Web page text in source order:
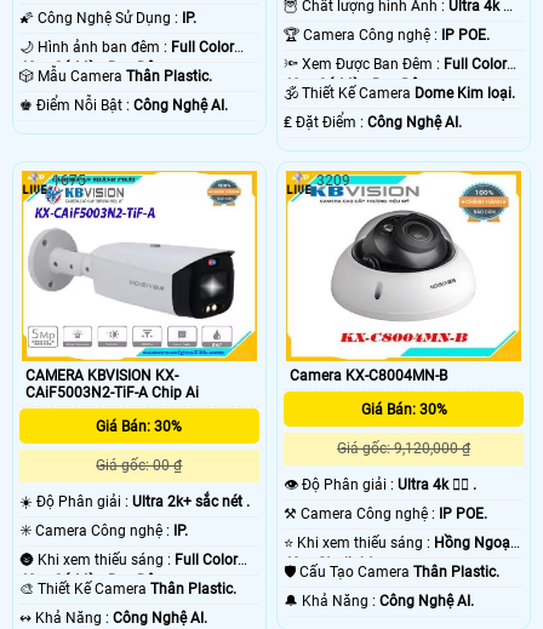
🌠 Công Nghệ Sử Dụng :
IP.
🌙 Hình ảnh ban đêm : Full Color
40m Có Màu Ban Ðêm.
🎲 Mẫu Camera Thân Plastic.
️♚ Điểm Nỗi Bật : Công Nghệ AI.
🦉 Chất lượng hình Ảnh :Ultra 4k 👍🏾
.
🏆 Camera Công nghệ :
IP POE.
🔦 Xem Được Ban Đêm : Full Color
40m Có Màu Ban Ðêm.
🕉️ Thiết Kế Camera Dome Kim loại.
️₤ Đặt Điểm :Công Nghệ AI.
CAMERA KBVISION KX-
CAiF5003N2-TiF-A Chip Ai
Giá Bán: 30%
Giá gốc: 00 ₫
☀️ Độ Phân giải : Ultra 2k+ sắc nét .
✳️ Camera Công nghệ :
IP.
🌚 Khi xem thiếu sáng : Full Color
40m Có Màu Ban Đêm.
🎨 Thiết Kế Camera Thân Plastic.
️↭ Khả Năng : Công Nghệ AI.
1675
Camera KX-C8004MN-B
Giá Bán: 30%
Giá gốc: 9,120,000 ₫
👁 Độ Phân giải :Ultra 4k 👍🏾 .
⚒ Camera Công nghệ :
IP POE.
⭐ Khi xem thiếu sáng : Hồng Ngoại
40m Starlight.
🛡 Cấu Tạo CameraThân Plastic.
️🔔 Khả Năng :Công Nghệ AI.
3209